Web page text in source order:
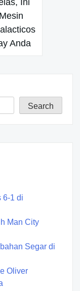
Ini
Anda
Search
6-1 di
Man City
Segar di
Oliver